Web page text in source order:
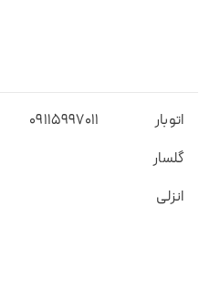
اتوبار
گلسار
انزلی
09115997011